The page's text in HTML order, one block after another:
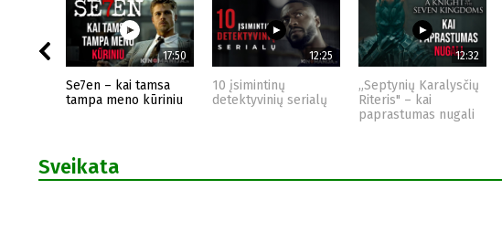
17:50
Se7en – kai tamsa
tampa meno kūriniu
12:25
10 įsimintinų
detektyvinių serialų
12:32
„Septynių Karalysčių
Riteris" – kai
paprastumas nugali
Sveikata